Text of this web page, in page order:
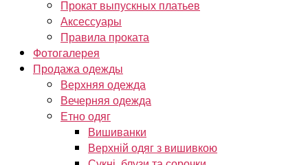
Прокат выпускных платьев
Аксессуары
Правила проката
Фотогалерея
Продажа одежды
Верхняя одежда
Вечерняя одежда
Етно одяг
Вишиванки
Верхній одяг з вишивкою